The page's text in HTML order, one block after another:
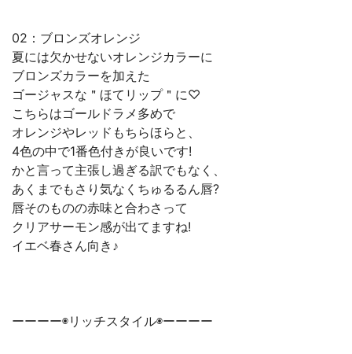
02：ブロンズオレンジ
夏には欠かせないオレンジカラーに
ブロンズカラーを加えた
ゴージャスな＂ほてリップ＂に♡
こちらはゴールドラメ多めで
オレンジやレッドもちらほらと、
4色の中で1番色付きが良いです!
かと言って主張し過ぎる訳でもなく、
あくまでもさり気なくちゅるるん唇?
唇そのものの赤味と合わさって
クリアサーモン感が出てますね!
イエベ春さん向き♪
ーーーー◉リッチスタイル◉ーーーー